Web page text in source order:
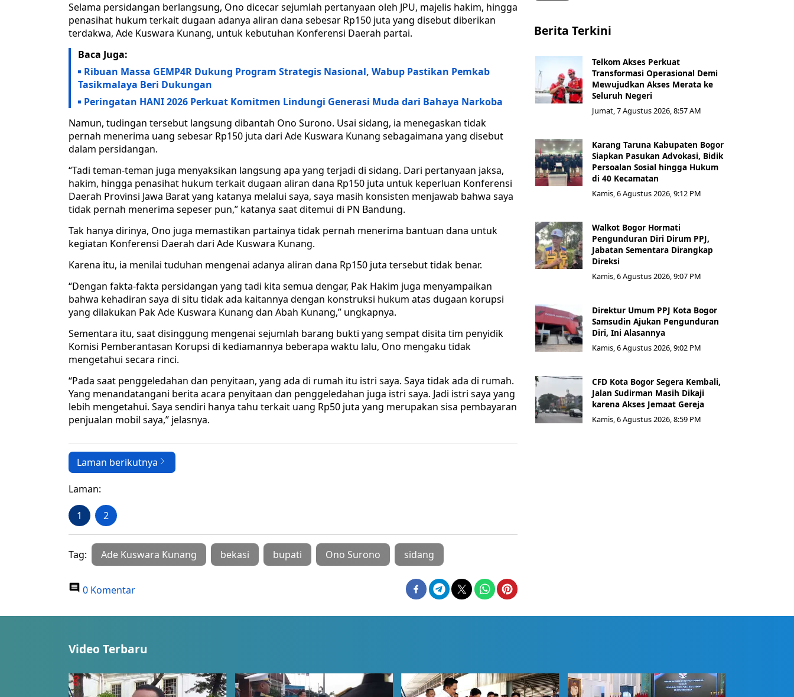
Selama persidangan berlangsung, Ono dicecar sejumlah pertanyaan oleh JPU, majelis hakim, hingga
penasihat hukum terkait dugaan adanya aliran dana sebesar Rp150 juta yang disebut diberikan
terdakwa, Ade Kuswara Kunang, untuk kebutuhan Konferensi Daerah partai.
Baca Juga:
Ribuan Massa GEMP4R Dukung Program Strategis Nasional, Wabup Pastikan Pemkab
Tasikmalaya Beri Dukungan
Peringatan HANI 2026 Perkuat Komitmen Lindungi Generasi Muda dari Bahaya Narkoba
Namun, tudingan tersebut langsung dibantah Ono Surono. Usai sidang, ia menegaskan tidak
pernah menerima uang sebesar Rp150 juta dari Ade Kuswara Kunang sebagaimana yang disebut
dalam persidangan.
“Tadi teman-teman juga menyaksikan langsung apa yang terjadi di sidang. Dari pertanyaan jaksa,
hakim, hingga penasihat hukum terkait dugaan aliran dana Rp150 juta untuk keperluan Konferensi
Daerah Provinsi Jawa Barat yang katanya melalui saya, saya masih konsisten menjawab bahwa saya
tidak pernah menerima sepeser pun,” katanya saat ditemui di PN Bandung.
Tak hanya dirinya, Ono juga memastikan partainya tidak pernah menerima bantuan dana untuk
kegiatan Konferensi Daerah dari Ade Kuswara Kunang.
Karena itu, ia menilai tuduhan mengenai adanya aliran dana Rp150 juta tersebut tidak benar.
“Dengan fakta-fakta persidangan yang tadi kita semua dengar, Pak Hakim juga menyampaikan
bahwa kehadiran saya di situ tidak ada kaitannya dengan konstruksi hukum atas dugaan korupsi
yang dilakukan Pak Ade Kuswara Kunang dan Abah Kunang,” ungkapnya.
Sementara itu, saat disinggung mengenai sejumlah barang bukti yang sempat disita tim penyidik
Komisi Pemberantasan Korupsi di kediamannya beberapa waktu lalu, Ono mengaku tidak
mengetahui secara rinci.
“Pada saat penggeledahan dan penyitaan, yang ada di rumah itu istri saya. Saya tidak ada di rumah.
Yang menandatangani berita acara penyitaan dan penggeledahan juga istri saya. Jadi istri saya yang
lebih mengetahui. Saya sendiri hanya tahu terkait uang Rp50 juta yang merupakan sisa pembayaran
penjualan mobil saya,” jelasnya.
Laman berikutnya
Laman:
1 2
Tag: Ade Kuswara Kunang bekasi bupati Ono Surono sidang
0 Komentar
Berita Terkini
Telkom Akses Perkuat
Transformasi Operasional Demi
Mewujudkan Akses Merata ke
Seluruh Negeri
Jumat, 7 Agustus 2026, 8:57 AM
Karang Taruna Kabupaten Bogor
Siapkan Pasukan Advokasi, Bidik
Persoalan Sosial hingga Hukum
di 40 Kecamatan
Kamis, 6 Agustus 2026, 9:12 PM
Walkot Bogor Hormati
Pengunduran Diri Dirum PPJ,
Jabatan Sementara Dirangkap
Direksi
Kamis, 6 Agustus 2026, 9:07 PM
Direktur Umum PPJ Kota Bogor
Samsudin Ajukan Pengunduran
Diri, Ini Alasannya
Kamis, 6 Agustus 2026, 9:02 PM
CFD Kota Bogor Segera Kembali,
Jalan Sudirman Masih Dikaji
karena Akses Jemaat Gereja
Kamis, 6 Agustus 2026, 8:59 PM
Video Terbaru